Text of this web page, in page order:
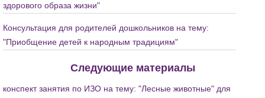
здорового образа жизни"
Консультация для родителей дошкольников на тему:
"Приобщение детей к народным традициям"
Следующие материалы
конспект занятия по ИЗО на тему: "Лесные животные" для